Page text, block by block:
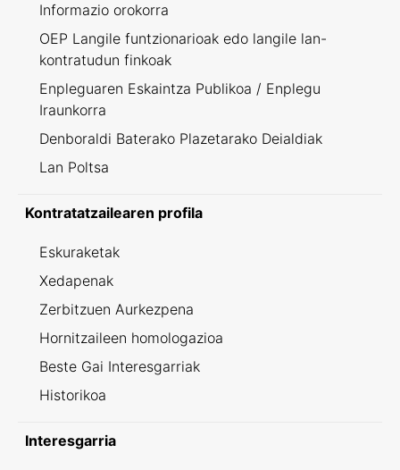
Informazio orokorra
OEP Langile funtzionarioak edo langile lan-
kontratudun finkoak
Enpleguaren Eskaintza Publikoa / Enplegu
Iraunkorra
Denboraldi Baterako Plazetarako Deialdiak
Lan Poltsa
Kontratatzailearen profila
Eskuraketak
Xedapenak
Zerbitzuen Aurkezpena
Hornitzaileen homologazioa
Beste Gai Interesgarriak
Historikoa
Interesgarria